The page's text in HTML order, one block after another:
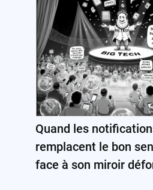
Quand les
remplacent le bon
face à son miroir